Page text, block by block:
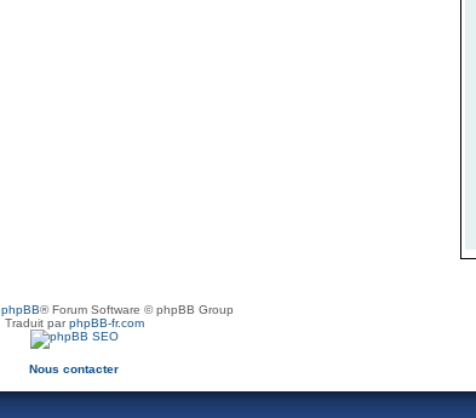
phpBB® Forum Software © phpBB Group
Traduit parphpBB-fr.com
Nous contacter